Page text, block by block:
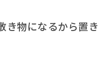
き物になるから置き